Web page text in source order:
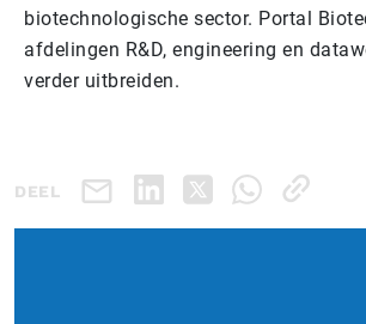
biotechnologische sector. Portal
afdelingen R&D, engineering en
verder uitbreiden.
DEEL